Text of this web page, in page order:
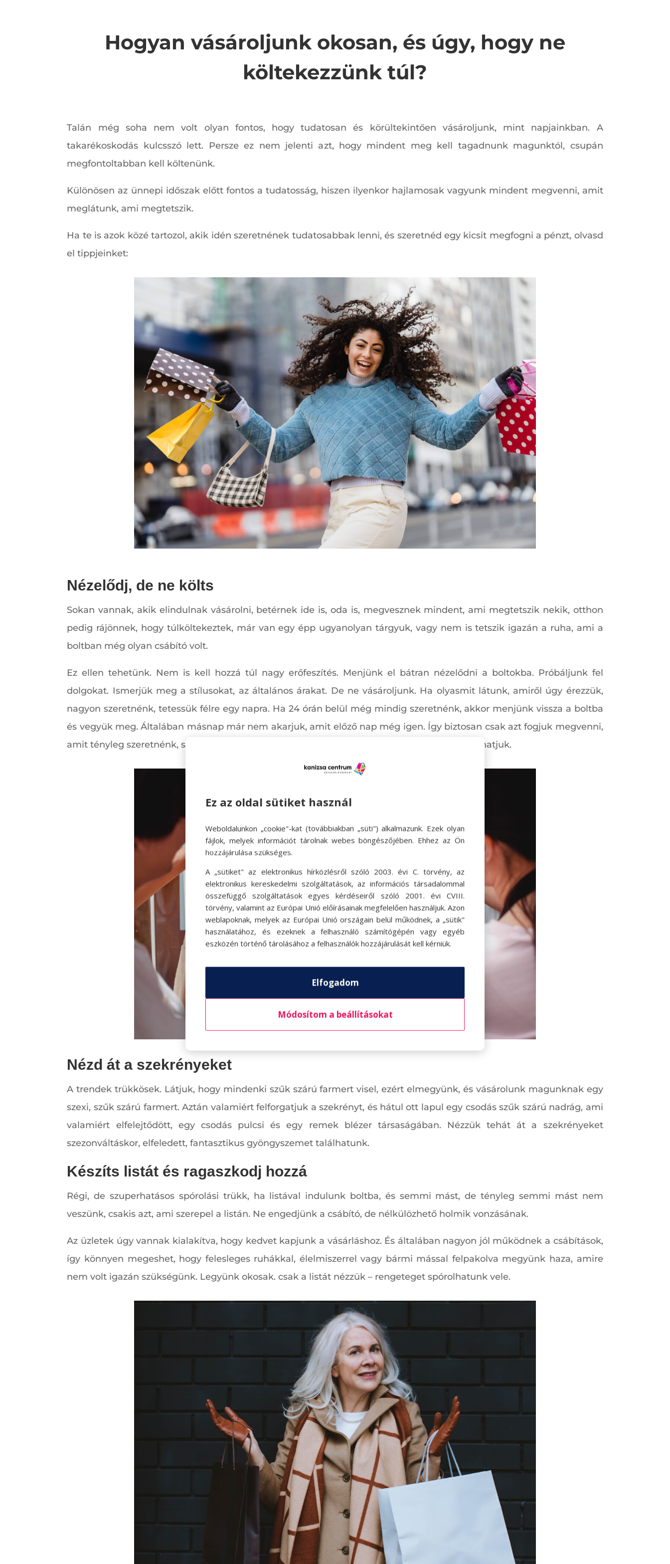
Hogyan vásároljunk okosan, és úgy, hogy ne
költekezzünk túl?
Talán még soha nem volt olyan fontos, hogy tudatosan és körültekintően vásároljunk, mint napjainkban. A
takarékoskodás kulcsszó lett. Persze ez nem jelenti azt, hogy mindent meg kell tagadnunk magunktól, csupán
megfontoltabban kell költenünk.
Különösen az ünnepi időszak előtt fontos a tudatosság, hiszen ilyenkor hajlamosak vagyunk mindent megvenni, amit
meglátunk, ami megtetszik.
Ha te is azok közé tartozol, akik idén szeretnének tudatosabbak lenni, és szeretnéd egy kicsit megfogni a pénzt, olvasd
el tippjeinket:
Nézelődj, de ne költs
Sokan vannak, akik elindulnak vásárolni, betérnek ide is, oda is, megvesznek mindent, ami megtetszik nekik, otthon
pedig rájönnek, hogy túlköltekeztek, már van egy épp ugyanolyan tárgyuk, vagy nem is tetszik igazán a ruha, ami a
boltban még olyan csábító volt.
Ez ellen tehetünk. Nem is kell hozzá túl nagy erőfeszítés. Menjünk el bátran nézelődni a boltokba. Próbáljunk fel
dolgokat. Ismerjük meg a stílusokat, az általános árakat. De ne vásároljunk. Ha olyasmit látunk, amiről úgy érezzük,
nagyon szeretnénk, tetessük félre egy napra. Ha 24 órán belül még mindig szeretnénk, akkor menjünk vissza a boltba
és vegyük meg. Általában másnap már nem akarjuk, amit előző nap még igen. Így biztosan csak azt fogjuk megvenni,
amit tényleg szeretnénk, s az impulzusvásárlásokból származó pénzköltést mind megspórolhatjuk.
Nézd át a szekrényeket
A trendek trükkösek. Látjuk, hogy mindenki szűk szárú farmert visel, ezért elmegyünk, és vásárolunk magunknak egy
szexi, szűk szárú farmert. Aztán valamiért felforgatjuk a szekrényt, és hátul ott lapul egy csodás szűk szárú nadrág, ami
valamiért elfelejtődött, egy csodás pulcsi és egy remek blézer társaságában. Nézzük tehát át a szekrényeket
szezonváltáskor, elfeledett, fantasztikus gyöngyszemet találhatunk.
Készíts listát és ragaszkodj hozzá
Régi, de szuperhatásos spórolási trükk, ha listával indulunk boltba, és semmi mást, de tényleg semmi mást nem
veszünk, csakis azt, ami szerepel a listán. Ne engedjünk a csábító, de nélkülözhető holmik vonzásának.
Az üzletek úgy vannak kialakítva, hogy kedvet kapjunk a vásárláshoz. És általában nagyon jól működnek a csábítások,
így könnyen megeshet, hogy felesleges ruhákkal, élelmiszerrel vagy bármi mással felpakolva megyünk haza, amire
nem volt igazán szükségünk. Legyünk okosak. csak a listát nézzük – rengeteget spórolhatunk vele.
Ez az oldal sütiket használ
Weboldalunkon „cookie"-kat (továbbiakban „süti") alkalmazunk. Ezek olyan
fájlok, melyek információt tárolnak webes böngészőjében. Ehhez az Ön
hozzájárulása szükséges.
A „sütiket" az elektronikus hírközlésről szóló 2003. évi C. törvény, az
elektronikus kereskedelmi szolgáltatások, az információs társadalommal
összefüggő szolgáltatások egyes kérdéseiről szóló 2001. évi CVIII.
törvény, valamint az Európai Unió előírásainak megfelelően használjuk. Azon
weblapoknak, melyek az Európai Unió országain belül működnek, a „sütik"
használatához, és ezeknek a felhasználó számítógépén vagy egyéb
eszközén történő tárolásához a felhasználók hozzájárulását kell kérniük.
Elfogadom
Módosítom a beállításokat